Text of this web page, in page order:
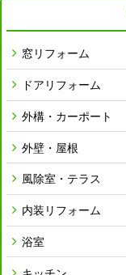
窓リフォーム
ドアリフォーム
外構・カーポート
外壁・屋根
風除室・テラス
内装リフォーム
浴室